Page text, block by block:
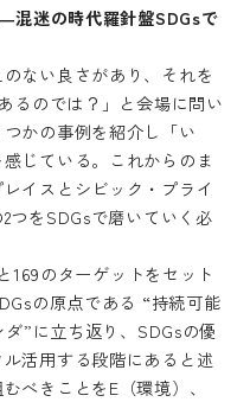
迷の時代羅針盤SDGsで
ない良さがあり、それを
るのでは？」と会場に問い
かの事例を紹介し「い
じている。これからのま
イスとシビック・プライ
つをSDGsで磨いていく必
169のターゲットをセット
の原点である “持続可能
”に立ち返り、SDGsの優
活用する段階にあると述
べきことをE（環境）、